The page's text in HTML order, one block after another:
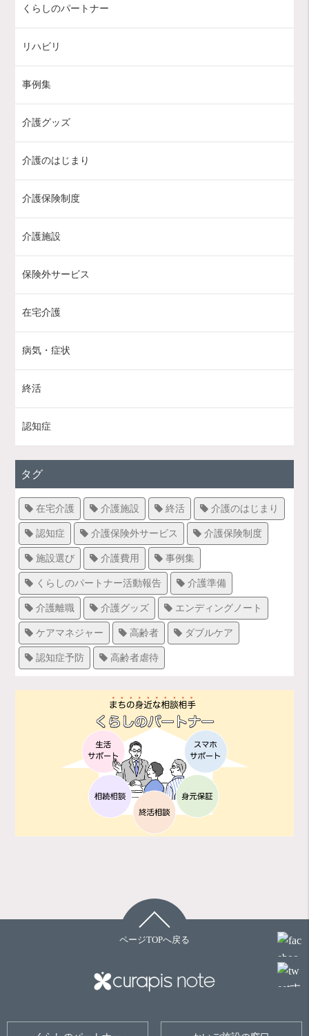
くらしのパートナー
リハビリ
事例集
介護グッズ
介護のはじまり
介護保険制度
介護施設
保険外サービス
在宅介護
病気・症状
終活
認知症
タグ
在宅介護 介護施設 終活 介護のはじまり
認知症 介護保険外サービス 介護保険制度
施設選び 介護費用 事例集
くらしのパートナー活動報告 介護準備
介護離職 介護グッズ エンディングノート
ケアマネジャー 高齢者 ダブルケア
認知症予防 高齢者虐待
ページTOPへ戻る